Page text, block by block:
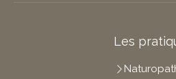
Les